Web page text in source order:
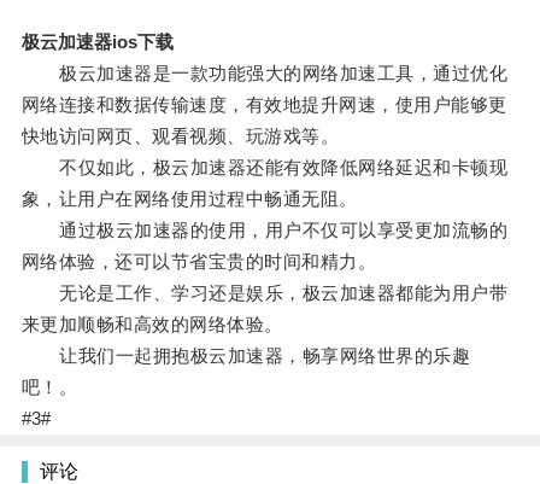
极云加速器ios下载
极云加速器是一款功能强大的网络加速工具，通过优化
网络连接和数据传输速度，有效地提升网速，使用户能够更
快地访问网页、观看视频、玩游戏等。
不仅如此，极云加速器还能有效降低网络延迟和卡顿现
象，让用户在网络使用过程中畅通无阻。
通过极云加速器的使用，用户不仅可以享受更加流畅的
网络体验，还可以节省宝贵的时间和精力。
无论是工作、学习还是娱乐，极云加速器都能为用户带
来更加顺畅和高效的网络体验。
让我们一起拥抱极云加速器，畅享网络世界的乐趣
吧！。
#3#
评论